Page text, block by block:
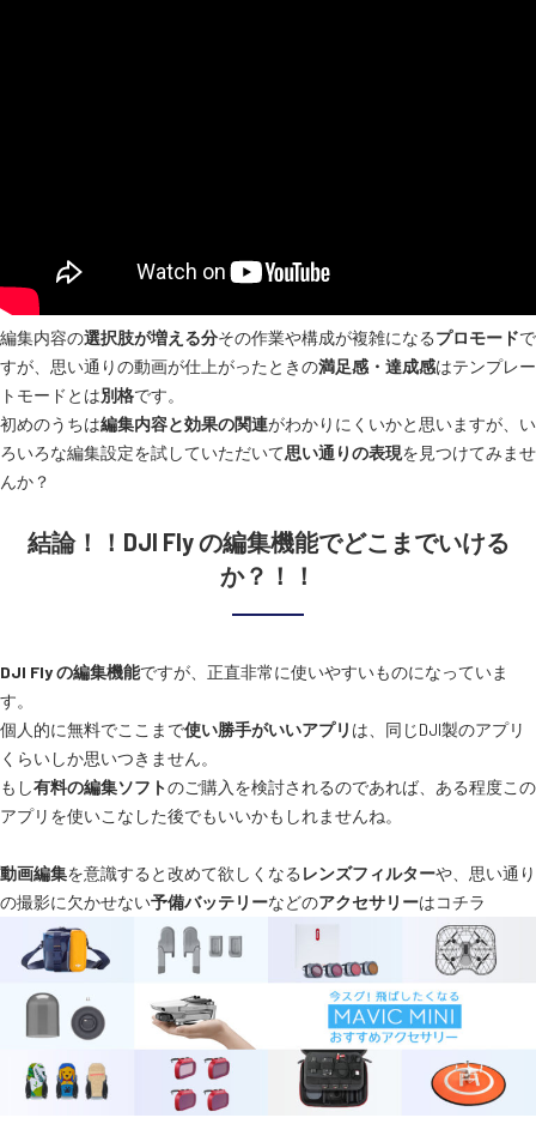
編集内容の選択肢が増える分その作業や構成が複雑になるプロモードで
すが、思い通りの動画が仕上がったときの満足感・達成感はテンプレー
トモードとは別格です。
初めのうちは編集内容と効果の関連がわかりにくいかと思いますが、い
ろいろな編集設定を試していただいて思い通りの表現を見つけてみませ
んか？
結論！！DJI Fly の編集機能でどこまでいける
か？！！
DJI Fly の編集機能ですが、正直非常に使いやすいものになっていま
す。
個人的に無料でここまで使い勝手がいいアプリ は、同じDJI製のアプリ
くらいしか思いつきません。
もし有料の編集ソフトのご購入を検討されるのであれば、ある程度この
アプリを使いこなした後でもいいかもしれませんね。
動画編集を意識すると改めて欲しくなる レンズフィルターや、思い通り
の撮影に欠かせない予備バッテリーなどのアクセサリーはコチラ